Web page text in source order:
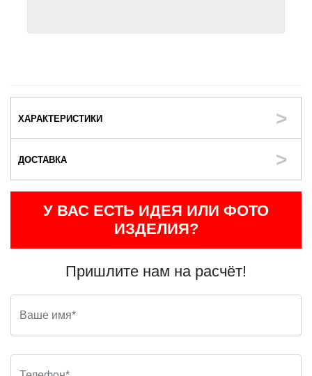
ХАРАКТЕРИСТИКИ
ДОСТАВКА
У ВАС ЕСТЬ ИДЕЯ ИЛИ ФОТО
ИЗДЕЛИЯ?
Пришлите нам на расчёт!